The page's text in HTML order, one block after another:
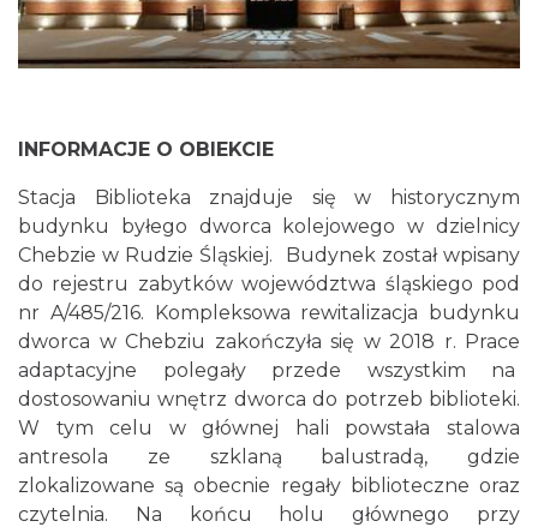
INFORMACJE O OBIEKCIE
Stacja Biblioteka znajduje się w historycznym
budynku byłego dworca kolejowego w dzielnicy
Chebzie w Rudzie Śląskiej. Budynek został wpisany
do rejestru zabytków województwa śląskiego pod
nr A/485/216. Kompleksowa rewitalizacja budynku
dworca w Chebziu zakończyła się w 2018 r. Prace
adaptacyjne polegały przede wszystkim na
dostosowaniu wnętrz dworca do potrzeb biblioteki.
W tym celu w głównej hali powstała stalowa
antresola ze szklaną balustradą, gdzie
zlokalizowane są obecnie regały biblioteczne oraz
czytelnia. Na końcu holu głównego przy